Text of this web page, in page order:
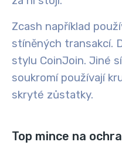
Zcash například
stíněných transakcí.
stylu CoinJoin. Jiné
soukromí používají
skryté zůstatky.
Top mince na